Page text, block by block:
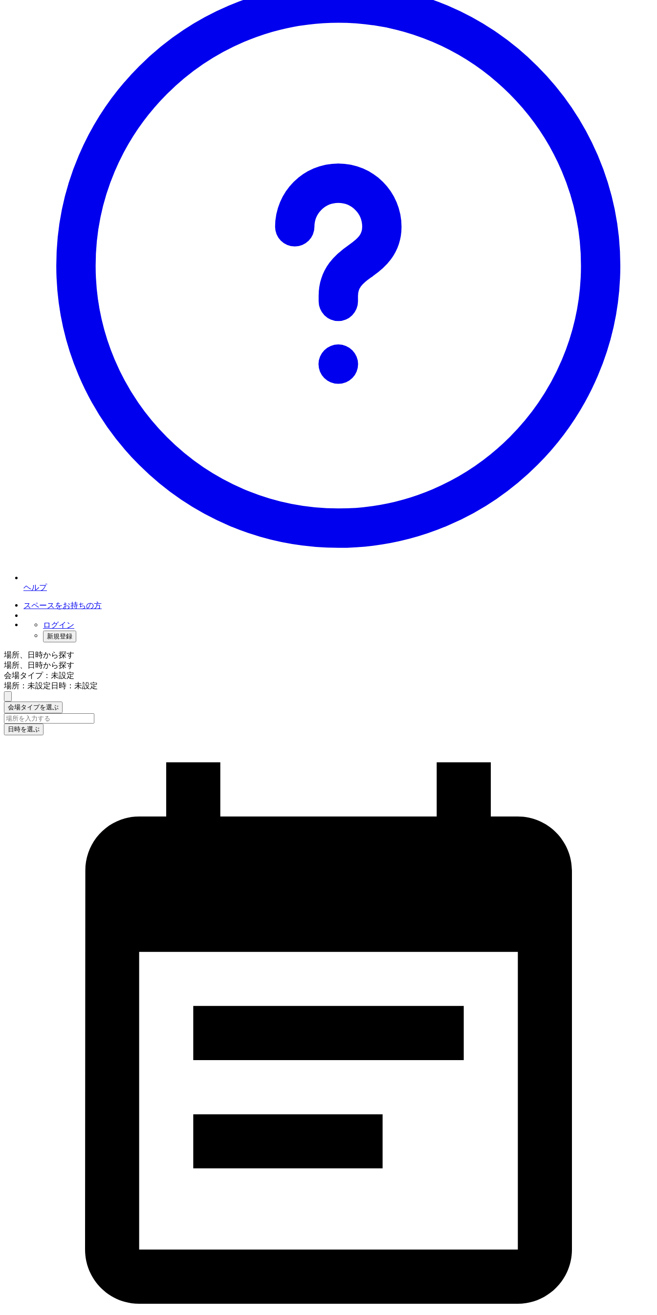
ヘルプ
スペースをお持ちの方
ログイン
新規登録
場所、日時から探す
場所、日時から探す
会場タイプ：未設定
場所：未設定日時：未設定
会場タイプを選ぶ
日時を選ぶ